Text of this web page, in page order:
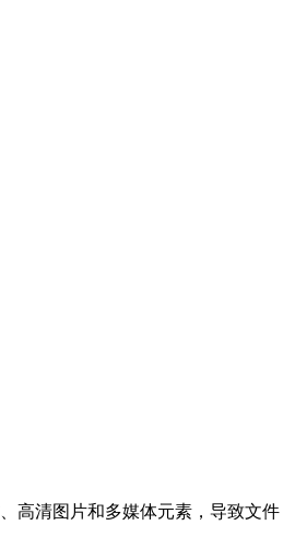
高清图片和多媒体元素，导致文件